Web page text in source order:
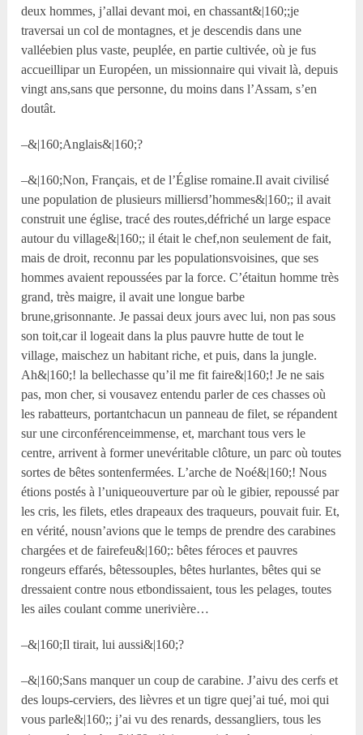
deux hommes, j’allai devant moi, en chassant&|160;;je
traversai un col de montagnes, et je descendis dans une
valléebien plus vaste, peuplée, en partie cultivée, où je fus
accueillipar un Européen, un missionnaire qui vivait là, depuis
vingt ans,sans que personne, du moins dans l’Assam, s’en
doutât.
–&|160;Anglais&|160;?
–&|160;Non, Français, et de l’Église romaine.Il avait civilisé
une population de plusieurs milliersd’hommes&|160;; il avait
construit une église, tracé des routes,défriché un large espace
autour du village&|160;; il était le chef,non seulement de fait,
mais de droit, reconnu par les populationsvoisines, que ses
hommes avaient repoussées par la force. C’étaitun homme très
grand, très maigre, il avait une longue barbe
brune,grisonnante. Je passai deux jours avec lui, non pas sous
son toit,car il logeait dans la plus pauvre hutte de tout le
village, maischez un habitant riche, et puis, dans la jungle.
Ah&|160;! la bellechasse qu’il me fit faire&|160;! Je ne sais
pas, mon cher, si vousavez entendu parler de ces chasses où
les rabatteurs, portantchacun un panneau de filet, se répandent
sur une circonférenceimmense, et, marchant tous vers le
centre, arrivent à former unevéritable clôture, un parc où toutes
sortes de bêtes sontenfermées. L’arche de Noé&|160;! Nous
étions postés à l’uniqueouverture par où le gibier, repoussé par
les cris, les filets, etles drapeaux des traqueurs, pouvait fuir. Et,
en vérité, nousn’avions que le temps de prendre des carabines
chargées et de fairefeu&|160;: bêtes féroces et pauvres
rongeurs effarés, bêtessouples, bêtes hurlantes, bêtes qui se
dressaient contre nous etbondissaient, tous les pelages, toutes
les ailes coulant comme unerivière…
–&|160;Il tirait, lui aussi&|160;?
–&|160;Sans manquer un coup de carabine. J’aivu des cerfs et
des loups-cerviers, des lièvres et un tigre quej’ai tué, moi qui
vous parle&|160;; j’ai vu des renards, dessangliers, tous les